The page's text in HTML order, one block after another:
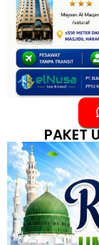
PAKET